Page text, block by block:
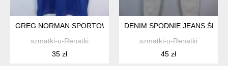
GREG NORMAN SPORTOWA KOSZULKA POLO / L
szmatki-u-Renatki
35 zł
DENIM SPODNIE JEANS
szmatki-u-Renatki
45 zł